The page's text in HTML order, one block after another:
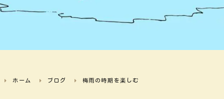
ホーム ブログ 梅雨の時期を楽しむ